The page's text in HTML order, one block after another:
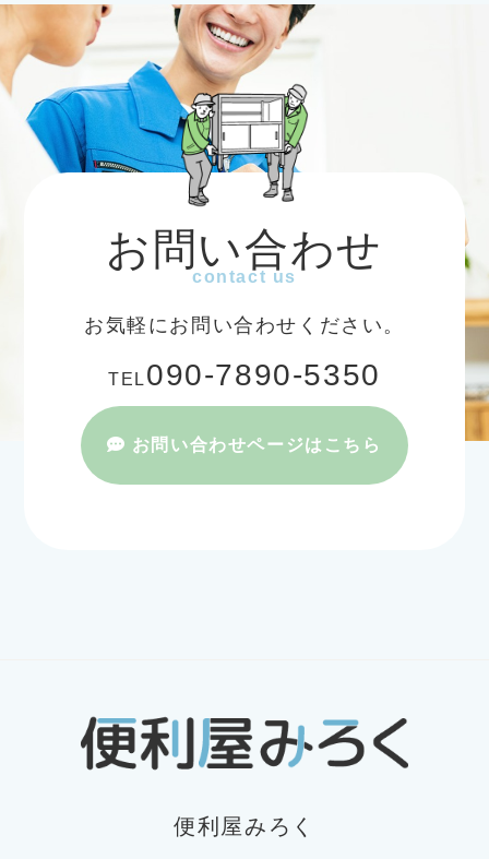
お問い合わせ
contact us
お気軽にお問い合わせください。
TEL 090-7890-5350
お問い合わせページはこちら
便利屋みろく